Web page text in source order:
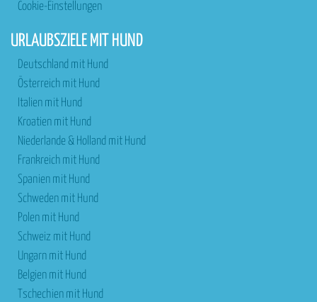
Cookie-Einstellungen
URLAUBSZIELE MIT HUND
Deutschland mit Hund
Österreich mit Hund
Italien mit Hund
Kroatien mit Hund
Niederlande & Holland mit Hund
Frankreich mit Hund
Spanien mit Hund
Schweden mit Hund
Polen mit Hund
Schweiz mit Hund
Ungarn mit Hund
Belgien mit Hund
Tschechien mit Hund